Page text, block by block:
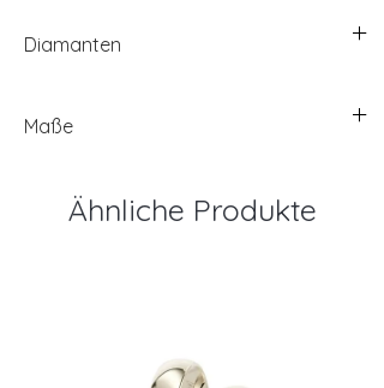
Diamanten
Maße
Ähnliche Produkte